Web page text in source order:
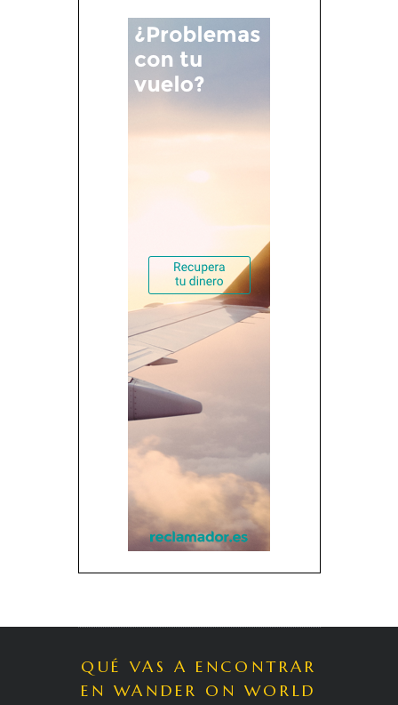
QUÉ VAS A ENCONTRAR
EN WANDER ON WORLD